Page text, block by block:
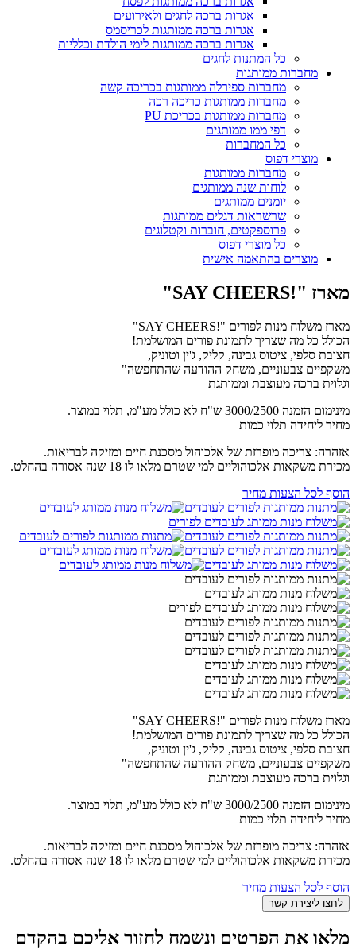
אגרות ברכה לחגים ולאירועים
אגרות ברכה ממותגות לכריסמס
אגרות ברכה ממותגות לימי הולדת וכלליות
כל המתנות לחגים
מחברות ממותגות
מחברות ספירלה ממותגות בכריכה קשה
מחברות ממותגות כריכה רכה
מחברות ממותגות בכריכת PU
דפי ממו ממותגים
כל המחברות
מוצרי דפוס
מחברות ממותגות
לוחות שנה ממותגים
יומנים ממותגים
שרשראות דגלים ממותגות
פרוספקטים, חוברות וקטלוגים
כל מוצרי דפוס
מוצרים בהתאמה אישית
מארז "!SAY CHEERS"
מארז משלוח מנות לפורים "!SAY CHEERS"
הכולל כל מה שצריך לתמונת פורים המושלמת!
חצובת סלפי, ציטוס גבינה, קליק, ג'ין וטוניק,
משקפיים צבעוניים, משחק ההודעה שהתחפשה"
וגלוית ברכה מעוצבת וממותגת
מינימום הזמנה 3000/2500 ש"ח לא כולל מע"מ, תלוי במוצר.
מחיר ליחידה תלוי כמות
אזהרה: צריכה מופרזת של אלכוהול מסכנת חיים ומזיקה לבריאות.
מכירת משקאות אלכוהוליים למי שטרם מלאו לו 18 שנה אסורה בהחלט.
הוסף לסל הצעות מחיר
מארז משלוח מנות לפורים "!SAY CHEERS"
הכולל כל מה שצריך לתמונת פורים המושלמת!
חצובת סלפי, ציטוס גבינה, קליק, ג'ין וטוניק,
משקפיים צבעוניים, משחק ההודעה שהתחפשה"
וגלוית ברכה מעוצבת וממותגת
מינימום הזמנה 3000/2500 ש"ח לא כולל מע"מ, תלוי במוצר.
מחיר ליחידה תלוי כמות
אזהרה: צריכה מופרזת של אלכוהול מסכנת חיים ומזיקה לבריאות.
מכירת משקאות אלכוהוליים למי שטרם מלאו לו 18 שנה אסורה בהחלט.
הוסף לסל הצעות מחיר
מלאו את הפרטים ונשמח לחזור אליכם בהקדם